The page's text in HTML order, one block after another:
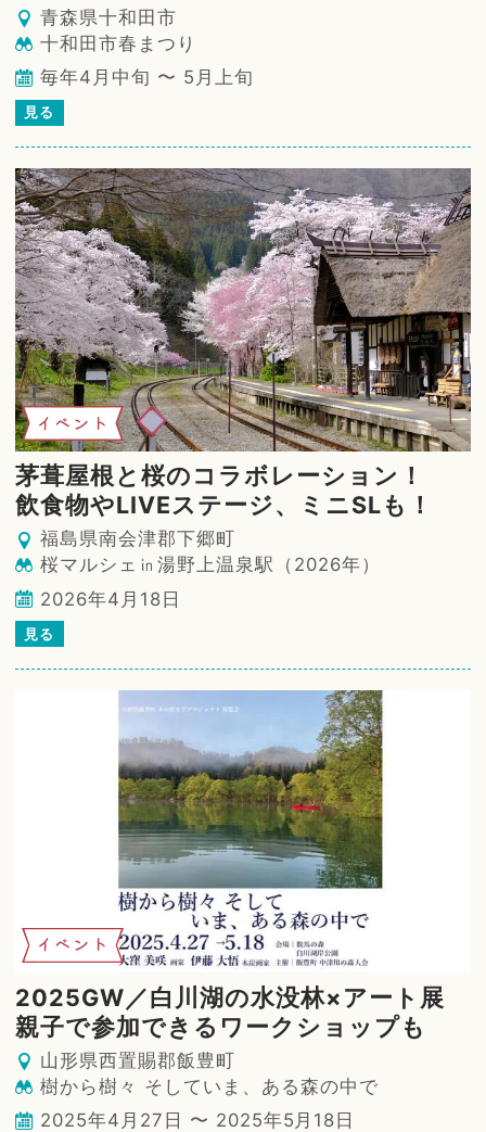
青森県十和田市
十和田市春まつり
毎年4月中旬 〜 5月上旬
見る
イベント
茅葺屋根と桜のコラボレーション！
飲食物やLIVEステージ、ミニSLも！
福島県南会津郡下郷町
桜マルシェ㏌湯野上温泉駅（2026年）
2026年4月18日
見る
イベント
2025GW／白川湖の水没林×アート展
親子で参加できるワークショップも
山形県西置賜郡飯豊町
樹から樹々 そしていま、ある森の中で
2025年4月27日 〜 2025年5月18日